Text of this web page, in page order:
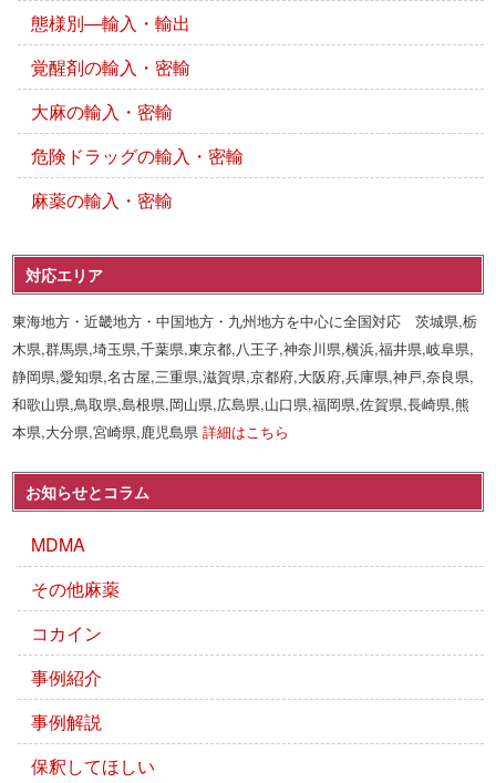
態様別―輸入・輸出
覚醒剤の輸入・密輸
大麻の輸入・密輸
危険ドラッグの輸入・密輸
麻薬の輸入・密輸
対応エリア
東海地方・近畿地方・中国地方・九州地方を中心に全国対応 茨城県,栃
木県,群馬県,埼玉県,千葉県,東京都,八王子,神奈川県,横浜,福井県,岐阜県,
静岡県,愛知県,名古屋,三重県,滋賀県,京都府,大阪府,兵庫県,神戸,奈良県,
和歌山県,鳥取県,島根県,岡山県,広島県,山口県,福岡県,佐賀県,長崎県,熊
本県,大分県,宮崎県,鹿児島県詳細はこちら
お知らせとコラム
MDMA
その他麻薬
コカイン
事例紹介
事例解説
保釈してほしい